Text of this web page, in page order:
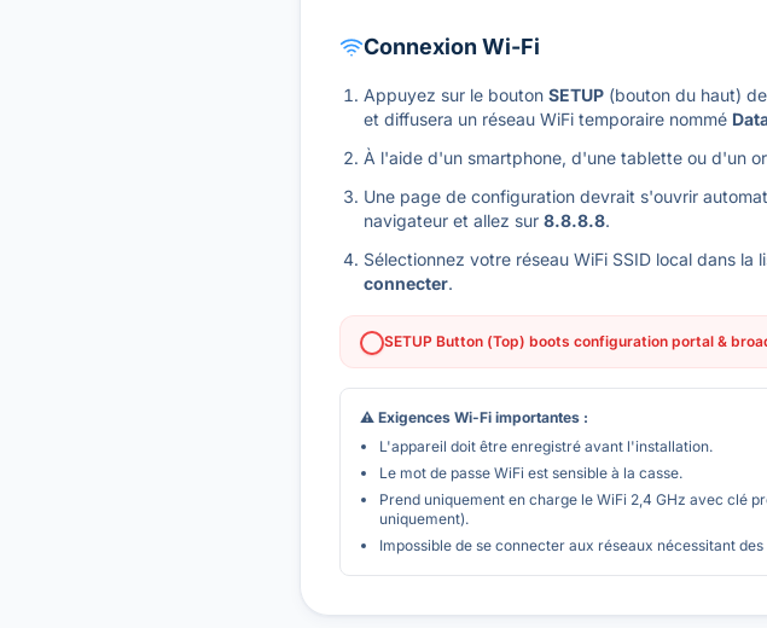
Connexion Wi-Fi
Appuyez sur le bouton SETUP (bouton du haut)
et diffusera un réseau WiFi temporaire nommé
À l'aide d'un smartphone, d'une tablette ou d'un
Une page de configuration devrait s'ouvrir
navigateur et allez sur 8.8.8.8.
Sélectionnez votre réseau WiFi SSID local dans
connecter.
SETUP Button (Top) boots configuration portal &
⚠ Exigences Wi-Fi importantes :
L'appareil doit être enregistré avant l'installation.
Le mot de passe WiFi est sensible à la casse.
Prend uniquement en charge le WiFi 2,4 GHz avec clé
uniquement).
Impossible de se connecter aux réseaux nécessitant